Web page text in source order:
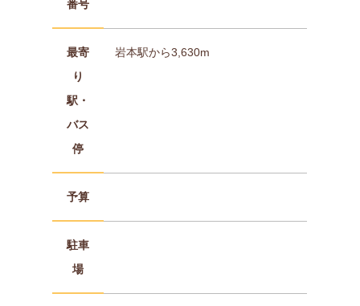
番号
最寄
り
駅・
バス
停
岩本駅から3,630m
予算
駐車
場